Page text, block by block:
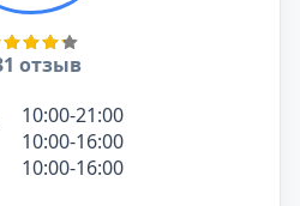
отзыв
10:00-21:00
10:00-16:00
10:00-16:00